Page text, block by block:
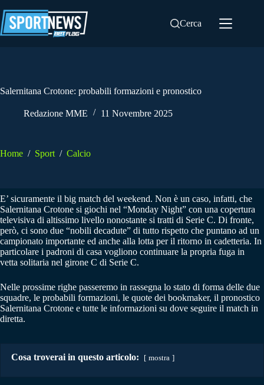
al
contenuto
Cerca
Salernitana Crotone: probabili formazioni e pronostico
Redazione MME 11 Novembre 2025
Home / Sport / Calcio
E’ sicuramente il big match del weekend. Non è un caso, infatti, che
Salernitana Crotone si giochi nel “Monday Night” con una copertura
televisiva di altissimo livello nonostante si tratti di Serie C. Di fronte,
però, ci sono due “nobili decadute” di tutto rispetto che puntano ad un
campionato importante ed anche alla lotta per il ritorno in cadetteria. In
particolare i padroni di casa vogliono continuare la propria fuga in
vetta solitaria nel girone C di Serie C.
Nelle prossime righe passeremo in rassegna lo stato di forma delle due
squadre, le probabili formazioni, le quote dei bookmaker, il pronostico
Salernitana Crotone e tutte le informazioni su dove seguire il match in
diretta.
Cosa troverai in questo articolo: mostra